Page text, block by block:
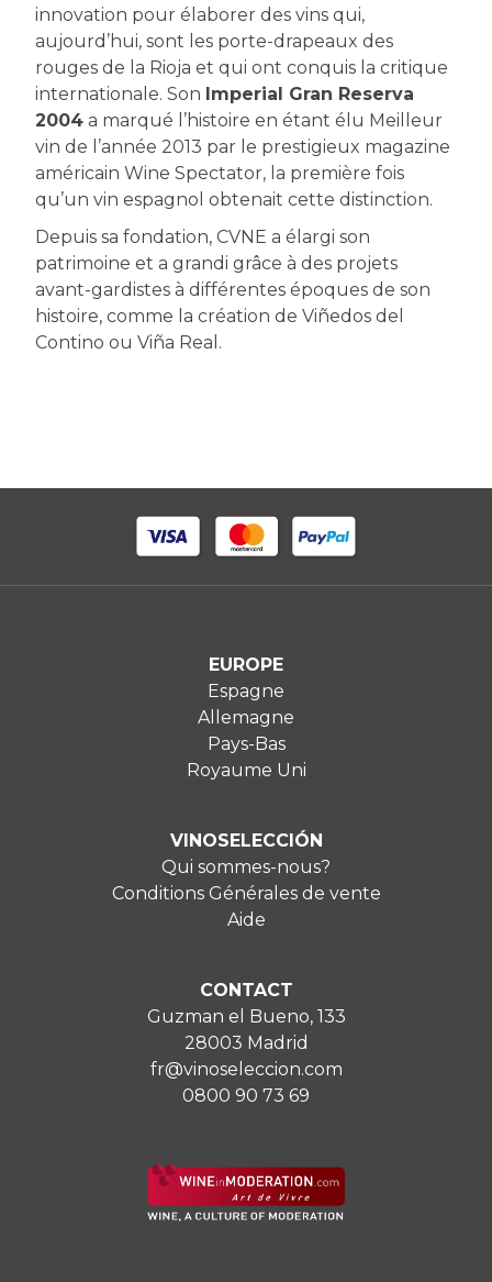
innovation pour élaborer des vins qui,
aujourd’hui, sont les porte-drapeaux des
rouges de la Rioja et qui ont conquis la critique
internationale. Son Imperial Gran Reserva
2004 a marqué l’histoire en étant élu Meilleur
vin de l’année 2013 par le prestigieux magazine
américain Wine Spectator, la première fois
qu’un vin espagnol obtenait cette distinction.
Depuis sa fondation, CVNE a élargi son
patrimoine et a grandi grâce à des projets
avant-gardistes à différentes époques de son
histoire, comme la création de Viñedos del
Contino ou Viña Real.
EUROPE
Espagne
Allemagne
Pays-Bas
Royaume Uni
VINOSELECCIÓN
Qui sommes-nous?
Conditions Générales de vente
Aide
CONTACT
Guzman el Bueno, 133
28003 Madrid
fr@vinoseleccion.com
0800 90 73 69